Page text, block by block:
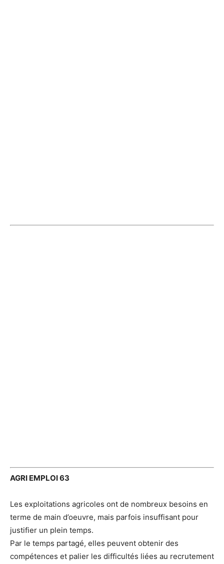
AGRI EMPLOI 63
Les exploitations agricoles ont de nombreux besoins en
terme de main d’oeuvre, mais parfois insuffisant pour
justifier un plein temps.
Par le temps partagé, elles peuvent obtenir des
compétences et palier les difficultés liées au recrutement